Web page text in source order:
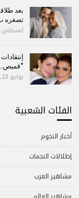
بعد
تصغره ب 30
أغسطس 17,
يوليو 23, 2020
الفئات الشعبية
أخبار النجوم
إطلالات النجمات
مشاهير العرب